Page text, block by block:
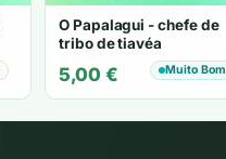
O Papalagui - chefe de
tribo de tiavéa
5,00 € Muito Bom